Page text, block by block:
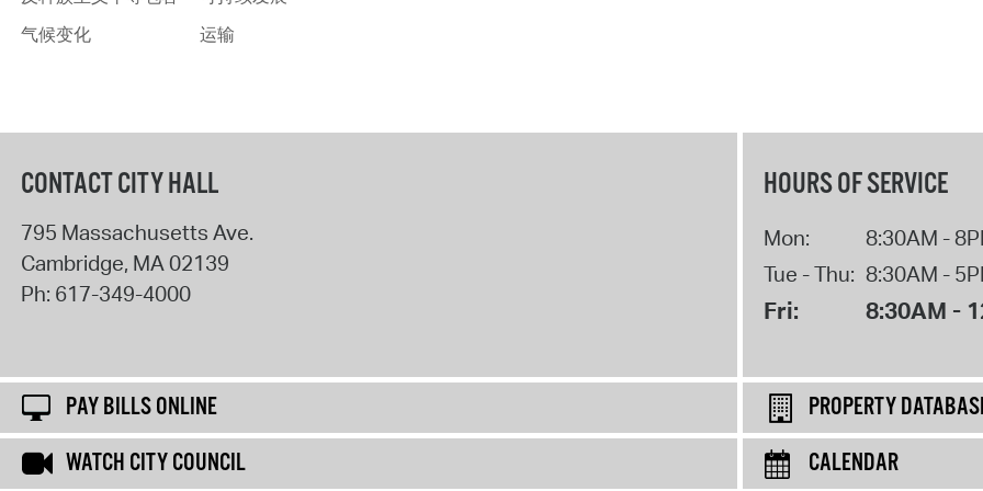
气候变化
运输
CONTACT CITY HALL
795 Massachusetts Ave.
Cambridge, MA02139
Ph: 617-349-4000
HOURS OF SERVICE
Mon:
8:30AM -
Tue - Thu: 8:30AM -
Fri: 8:30AM -
PAY BILLS ONLINE
PROPERTY
WATCH CITY COUNCIL
CALENDAR